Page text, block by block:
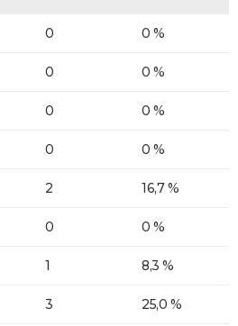
0 0 %
0 0 %
0 0 %
0 0 %
2 16,7 %
0 0 %
1 8,3 %
3 25,0 %